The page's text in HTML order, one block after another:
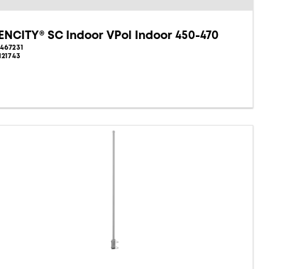
SC Indoor VPol Indoor 450-470